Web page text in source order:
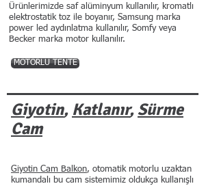
Ürünlerimizde saf alüminyum kullanılır, kromatlı
elektrostatik toz ile boyanır, Samsung marka
power led aydınlatma kullanılır, Somfy veya
Becker marka motor kullanılır.
Giyotin, Katlanır, Sürme
Cam
Giyotin Cam Balkon, otomatik motorlu uzaktan
kumandalı bu cam sistemimiz oldukça kullanışlı
MOTORLU TENTE